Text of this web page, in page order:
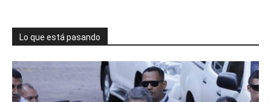
Lo que está pasando